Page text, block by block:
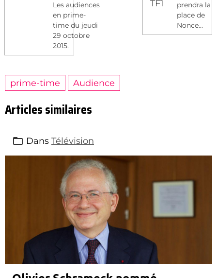
Les audiences
en prime-
time du jeudi
29 octobre
2015.
prendra la
place de
Nonce...
prime-time Audience
Articles similaires
Dans Télévision